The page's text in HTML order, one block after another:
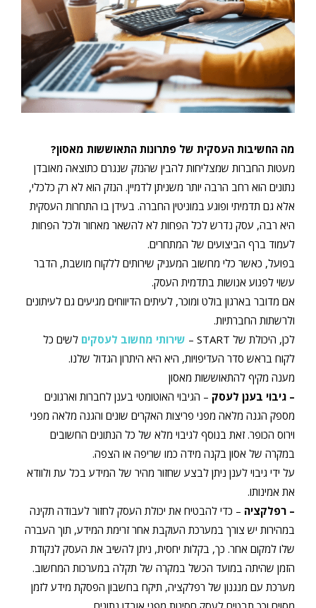
מה החשיבות העסקית של פתרונות התאוששות מאסון?
מעטות החברות שמצליחות להבין שהנזק שנגרם כתוצאה מאובדן
נתונים הוא רחב הרבה יותר משניתן לדמיין. הנזק הוא לא רק כלכלי,
אלא גם תדמיתי ופוגע במוניטין החברה. בעידן בו התחרות העסקית
היא רבה, עסק נדרש לכל הפחות לא להשאר מאחור ולכל הפחות
לעמוד ברף הביצועים של המתחרים.
בפועל, כאשר כלי מחשוב המעניק שירותים ללקוח מושבת, הדבר
עשוי לפגוע אנושות בתדמית העסק.
אם מדובר בארגון בולט ומוכר, לעיתים הדיווחים מגיעים גם לעיתונים
ולרשתות החברתיות.
לכן, היכולת של START –
שירותי מחשוב לעסקים לשים כל
לקוח בראש סדר העדיפויות, היא היא היתרון הגדול שלנו.
מענה מקיף להתאוששות מאסון
– גיבוי בענן לעסק – הגיבוי האוטומטי בענן לחברות וארגונים
מספק הגנה מלאה מפני פריצות האקרים שונים והגנה מלאה מפני
וירוס הכופר. זאת בנוסף לגיבוי מלא של כל הנתונים החשובים
במקרה של אסון בקנה מידה כמו שריפה או הצפה.
על ידי גיבוי לענן ניתן לבצע שחזור מהיר של המידע בכל עת ולוודא
את אמינותו.
– רפלקציה – כדי להבטיח את יכולת העסק לחזור לעבודה תקינה
במהירות יש צורך במערכת העוקבת אחר זרימת המידע, תוך העברה
שלו למקום אחר. כך, בקלות יחסית, ניתן להשיב את העסק לנקודת
הזמן שהיתה במועד הכשל במקרה של תקלה במערכות המחשוב.
מערכת עם מנגנון של רפלקציה, תיקח בחשבון הפסקת מידע לזמן